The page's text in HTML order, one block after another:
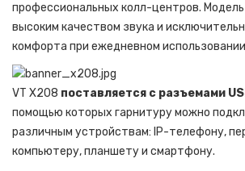
профессиональных колл-центров.
высоким качеством звука и
комфорта при ежедневном
VT X208 поставляется с разъемами
помощью которых гарнитуру можно
различным устройствам: IP-телефону,
компьютеру, планшету и смартфону.